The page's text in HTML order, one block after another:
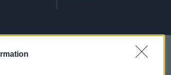
oldalán is! Ezeket ajánljuk